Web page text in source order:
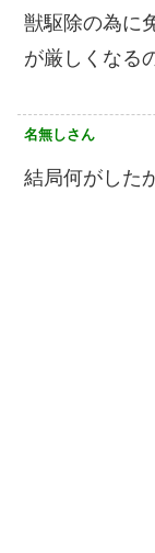
獣駆除の為に
が厳しくなる
名無しさん
結局何がした